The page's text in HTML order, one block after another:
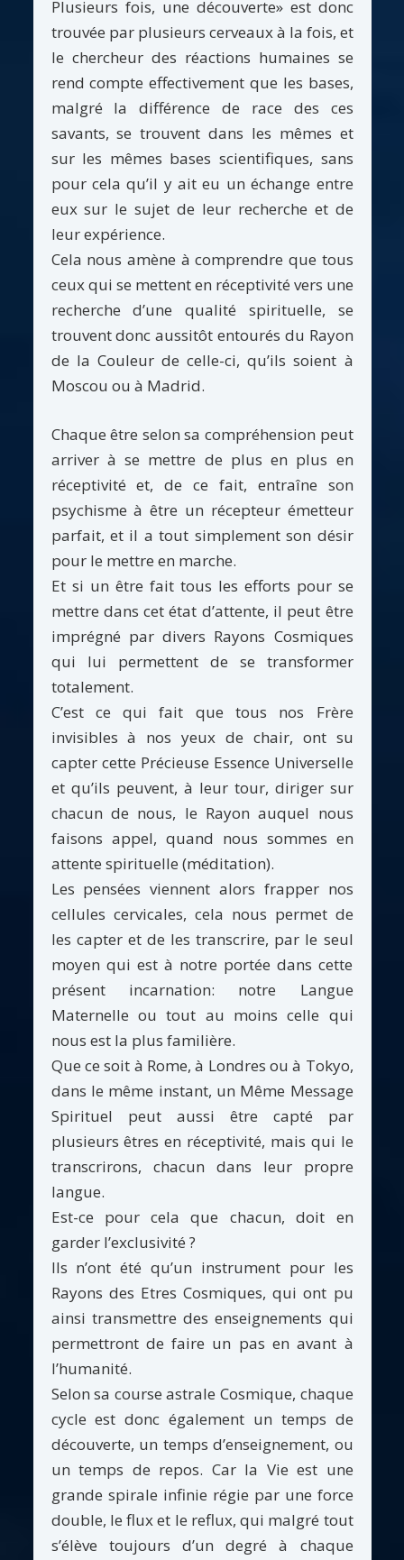
Plusieurs fois, une découverte» est donc
trouvée par plusieurs cerveaux à la fois, et
le chercheur des réactions humaines se
rend compte effectivement que les bases,
malgré la différence de race des ces
savants, se trouvent dans les mêmes et
sur les mêmes bases scientifiques, sans
pour cela qu’il y ait eu un échange entre
eux sur le sujet de leur recherche et de
leur expérience.
Cela nous amène à comprendre que tous
ceux qui se mettent en réceptivité vers une
recherche d’une qualité spirituelle, se
trouvent donc aussitôt entourés du Rayon
de la Couleur de celle-ci, qu’ils soient à
Moscou ou à Madrid.
Chaque être selon sa compréhension peut
arriver à se mettre de plus en plus en
réceptivité et, de ce fait, entraîne son
psychisme à être un récepteur émetteur
parfait, et il a tout simplement son désir
pour le mettre en marche.
Et si un être fait tous les efforts pour se
mettre dans cet état d’attente, il peut être
imprégné par divers Rayons Cosmiques
qui lui permettent de se transformer
totalement.
C’est ce qui fait que tous nos Frère
invisibles à nos yeux de chair, ont su
capter cette Précieuse Essence Universelle
et qu’ils peuvent, à leur tour, diriger sur
chacun de nous, le Rayon auquel nous
faisons appel, quand nous sommes en
attente spirituelle (méditation).
Les pensées viennent alors frapper nos
cellules cervicales, cela nous permet de
les capter et de les transcrire, par le seul
moyen qui est à notre portée dans cette
présent incarnation: notre Langue
Maternelle ou tout au moins celle qui
nous est la plus familière.
Que ce soit à Rome, à Londres ou à Tokyo,
dans le même instant, un Même Message
Spirituel peut aussi être capté par
plusieurs êtres en réceptivité, mais qui le
transcrirons, chacun dans leur propre
langue.
Est-ce pour cela que chacun, doit en
garder l’exclusivité ?
Ils n’ont été qu’un instrument pour les
Rayons des Etres Cosmiques, qui ont pu
ainsi transmettre des enseignements qui
permettront de faire un pas en avant à
l’humanité.
Selon sa course astrale Cosmique, chaque
cycle est donc également un temps de
découverte, un temps d’enseignement, ou
un temps de repos. Car la Vie est une
grande spirale infinie régie par une force
double, le flux et le reflux, qui malgré tout
s’élève toujours d’un degré à chaque